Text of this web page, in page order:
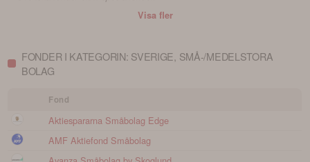
Visa fler
FONDER I KATEGORIN: SVERIGE, SMÅ-/MEDELSTORA
BOLAG
Fond
Aktiespararna Småbolag Edge
AMF Aktiefond Småbolag